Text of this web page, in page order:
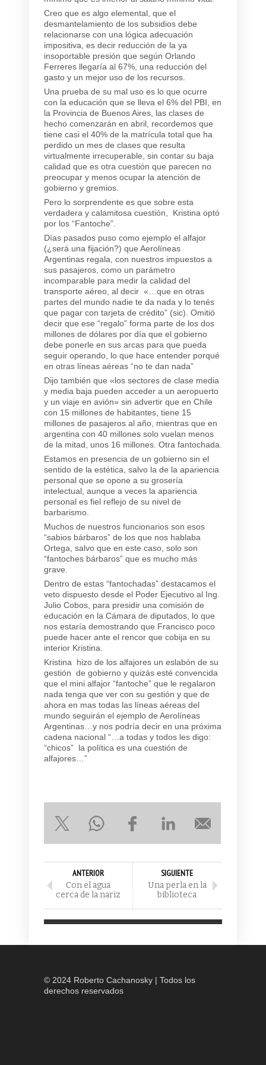
Creo que es algo elemental, que el
desmantelamiento de los subsidios debe
relacionarse con una lógica adecuación
impositiva, es decir reducción de la ya
insoportable presión que según Orlando
Ferreres llegaría al 67%, una reducción del
gasto y un mejor uso de los recursos.
Una prueba de su mal uso es lo que ocurre
con la educación que se lleva el 6% del PBI, en
la Provincia de Buenos Aires, las clases de
hecho comenzarán en abril, recordemos que
tiene casi el 40% de la matrícula total que ha
perdido un mes de clases que resulta
virtualmente irrecuperable, sin contar su baja
calidad que es otra cuestión que parecen no
preocupar y menos ocupar la atención de
gobierno y gremios.
Pero lo sorprendente es que sobre esta
verdadera y calamitosa cuestión, Kristina optó
por los “Fantoche”.
Días pasados puso como ejemplo el alfajor
(¿será una fijación?) que Aerolíneas
Argentinas regala, con nuestros impuestos a
sus pasajeros, como un parámetro
incomparable para medir la calidad del
transporte aéreo, al decir «…que en otras
partes del mundo nadie te da nada y lo tenés
que pagar con tarjeta de crédito” (sic). Omitió
decir que ese “regalo” forma parte de los dos
millones de dólares por día que el gobierno
debe ponerle en sus arcas para que pueda
seguir operando, lo que hace entender porqué
en otras líneas aéreas “no te dan nada”
Dijo también que «los sectores de clase media
y media baja pueden acceder a un aeropuerto
y un viaje en avión» sin advertir que en Chile
con 15 millones de habitantes, tiene 15
millones de pasajeros al año, mientras que en
argentina con 40 millones solo vuelan menos
de la mitad, unos 16 millones. Otra fantochada.
Estamos en presencia de un gobierno sin el
sentido de la estética, salvo la de la apariencia
personal que se opone a su grosería
intelectual, aunque a veces la apariencia
personal es fiel reflejo de su nivel de
barbarismo.
Muchos de nuestros funcionarios son esos
“sabios bárbaros” de los que nos hablaba
Ortega, salvo que en este caso, solo son
“fantoches bárbaros” que es mucho más
grave.
Dentro de estas “fantochadas” destacamos el
veto dispuesto desde el Poder Ejecutivo al Ing.
Julio Cobos, para presidir una comisión de
educación en la Cámara de diputados, lo que
nos estaría demostrando que Francisco poco
puede hacer ante el rencor que cobija en su
interior Kristina.
Kristina hizo de los alfajores un eslabón de su
gestión de gobierno y quizás esté convencida
que el mini alfajor “fantoche” que le regalaron
nada tenga que ver con su gestión y que de
ahora en mas todas las líneas aéreas del
mundo seguirán el ejemplo de Aerolíneas
Argentinas…y nos podría decir en una próxima
cadena nacional “…a todas y todos les digo:
“chicos” la política es una cuestión de
alfajores…”
ANTERIOR
Con el agua
cerca de la nariz
SIGUIENTE
Una perla en la
biblioteca
© 2024 Roberto Cachanosky | Todos los
derechos reservados